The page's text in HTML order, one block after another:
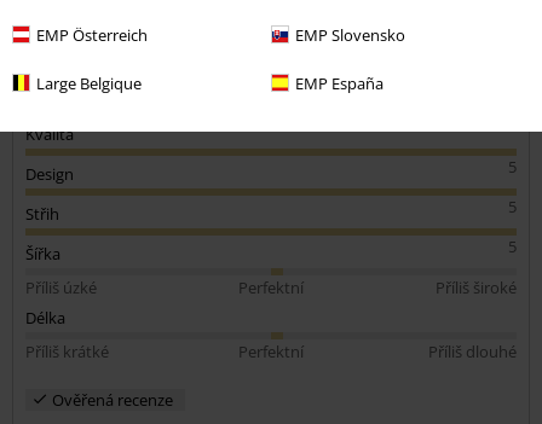
EMP Österreich EMP Slovensko
Large Belgique EMP España
Kvalita
5
Design
5
Střih
5
Šířka
Příliš úzké
Perfektní
Příliš široké
Délka
Příliš krátké
Perfektní Příliš dlouhé
Ověřená recenze